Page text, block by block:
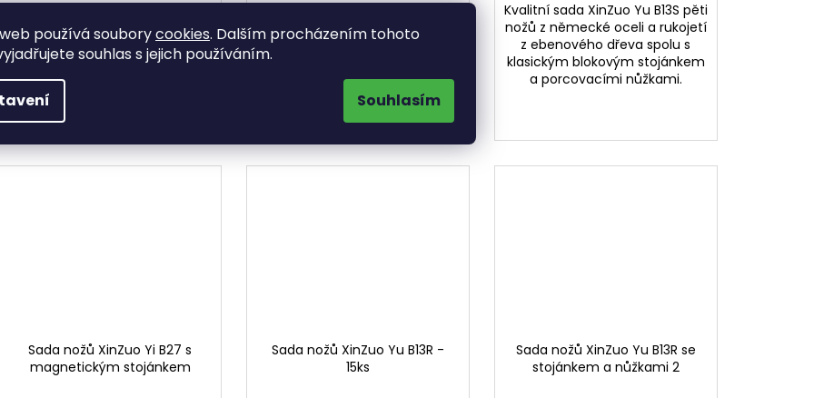
používá souborycookies. Dalším procházením tohoto
souhlas s jejich používáním.
Souhlasím
magnetickým stojánkem
obsahuje pět nožů, včetně
oblíbeného nože na pečivo.
Čepel nožů je vyrobena z
damaškové oceli a je ručně
kvalitní německé oceli s rukojetí
ze santalového dřeva a ručně
dokonalou ostrostí spolu s
designovým magnetickým
Kvalitní sada XinZuo Yu B13S pěti
nožů z německé oceli a rukojetí
z ebenového dřeva spolu s
klasickým blokovým stojánkem
a porcovacími nůžkami.
Sada nožů XinZuo Yi B27 s
magnetickým stojánkem
Sada nožů XinZuo Yu B13R -
15ks
Sada nožů XinZuo Yu B13R se
stojánkem a nůžkami 2